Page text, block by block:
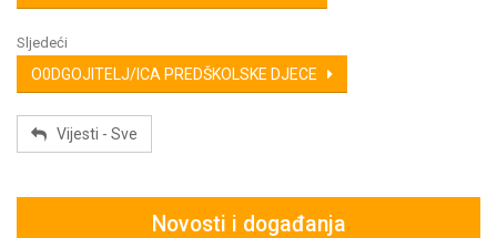
Sljedeći
O0DGOJITELJ/ICA PREDŠKOLSKE DJECE
Vijesti - Sve
Novosti i događanja